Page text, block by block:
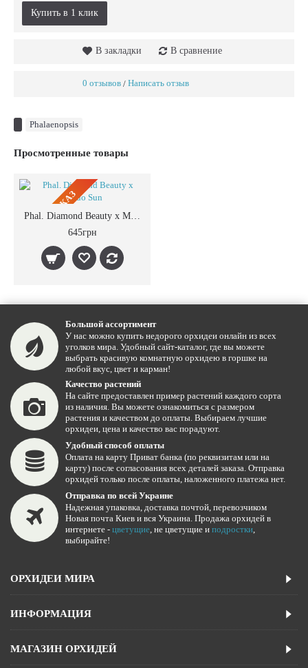
Купить в 1 клик
В закладки В сравнение
0 отзывов / Написать отзыв
Phalaenopsis
Просмотренные товары
ПРЕДЗАКАЗ
Phal. Diamond Beauty x Mituo Sun
645грн
Большой ассортимент
У нас можно купить недорого орхидеи онлайн из всех
уголков мира. Удобный сайт-каталог, где вы можете
выбрать красивую комнатную орхидею в горшке на
любой вкус, цвет и карман!
Качество растений
На сайте предоставлен пример растений каждого сорта
из наличия. Вы можете ознакомиться с размером
растения и качеством до оплаты. Выбираем лучшие
орхидеи, цена и качество вас порадуют.
Удобный способ оплаты
Оплата на карту Приват банка (по реквизитам или на
карту) после согласования всех деталей заказа. Отправка
орхидей только после оплаты, наложенного платежа нет.
Отправка по всей Украине
Надежная упаковка, доставка почтой, перевозчиком
Новая почта Киев и вся Украина. Продажа орхидей в
интернете - цветущие, не цветущие и подростки,
выбирайте!
ОРХИДЕИ МИРА
ИНФОРМАЦИЯ
МАГАЗИН ОРХИДЕЙ